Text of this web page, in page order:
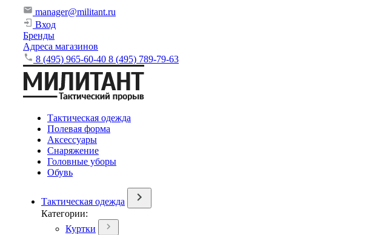
manager@militant.ru
Вход
Бренды
Адреса магазинов
8 (495) 965-60-40 8 (495) 789-79-63
Тактическая одежда
Полевая форма
Аксессуары
Снаряжение
Головные уборы
Обувь
Тактическая одежда
Категории:
Куртки